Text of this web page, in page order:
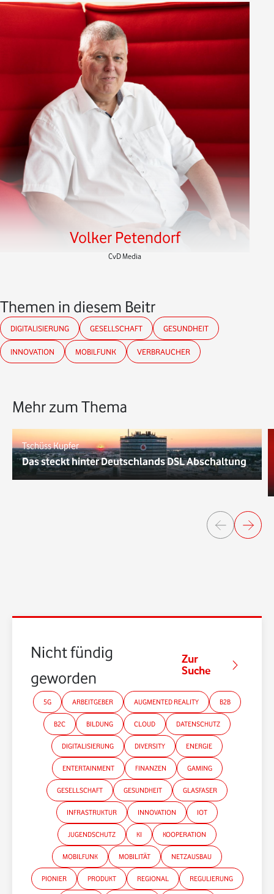
Volker Petendorf
CvD Media
Themen in diesem Beitrag
DIGITALISIERUNG GESELLSCHAFT GESUNDHEIT
INNOVATION MOBILFUNK VERBRAUCHER
Mehr zum Thema
Tschüss Kupfer
Das steckt hinter Deutschlands DSL Abschaltung
Nicht fündig
geworden?
Zur
Suche
5G ARBEITGEBER AUGMENTED REALITY B2B
B2C BILDUNG CLOUD DATENSCHUTZ
DIGITALISIERUNG DIVERSITY ENERGIE
ENTERTAINMENT FINANZEN GAMING
GESELLSCHAFT GESUNDHEIT GLASFASER
INFRASTRUKTUR INNOVATION IOT
JUGENDSCHUTZ KI KOOPERATION
MOBILFUNK MOBILITÄT NETZAUSBAU
PIONIER PRODUKT REGIONAL REGULIERUNG